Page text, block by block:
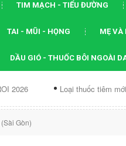
TIM MẠCH - TIỂU ĐƯỜNG
TAI - MŨI - HỌNG MẸ VÀ
DẦU GIÓ - THUỐC BÔI NGOÀI
Loại thuốc tiêm mới có thể ức
Gòn)